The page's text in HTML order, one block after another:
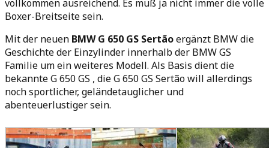
vollkommen ausreichend. Es muß ja nicht immer die volle
Boxer-Breitseite sein.
Mit der neuen BMW G 650 GS Sertãoergänzt BMW die
Geschichte der Einzylinder innerhalb der BMW GS
Familie um ein weiteres Modell. Als Basis dient die
bekannte G 650 GS , die G 650 GS Sertão will allerdings
noch sportlicher, geländetauglicher und
abenteuerlustiger sein.